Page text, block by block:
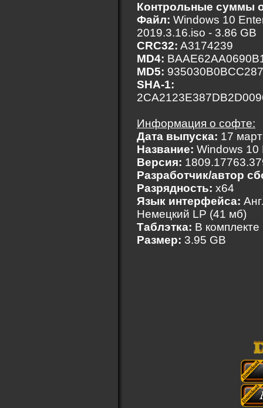
Контрольные суммы
Файл: Windows 10
2019.3.16.iso - 3.86 GB
CRC32: A3174239
MD4:
MD5:
SHA-1:
Информация о софте:
Дата выпуска: 17
Название: Windows 10
Версия:
Разработчик/автор
Разрядность: x64
Язык интерфейса:
Немецкий LP (41 мб)
Таблэтка: В комплекте
Размер: 3.95 GB